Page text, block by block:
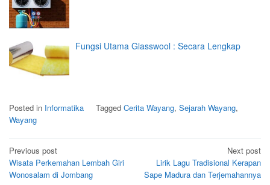
Fungsi Utama Glasswool : Secara Lengkap
Posted in Informatika Tagged Cerita Wayang, Sejarah Wayang,
Wayang
Post
navigation
Previous post
Wisata Perkemahan Lembah Giri
Wonosalam di Jombang
Next post
Lirik Lagu Tradisional Kerapan
Sape Madura dan Terjemahannya